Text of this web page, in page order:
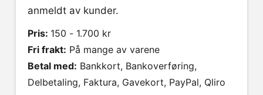
anmeldt av kunder.
Pris: 150 - 1.700 kr
Fri frakt: På mange av varene
Betal med:
Delbetaling, Faktura, Gavekort, PayPal, Qliro